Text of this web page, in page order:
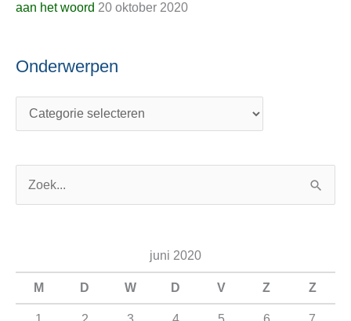
aan het woord 20 oktober 2020
Onderwerpen
juni 2020
M D W D V Z Z